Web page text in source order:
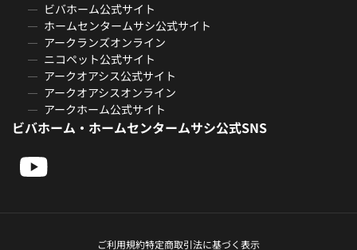
ビバホーム公式サイト
ホームセンタームサシ公式サイト
アークランズオンライン
ニコペット公式サイト
アークオアシス公式サイト
アークオアシスオンライン
アークホーム公式サイト
ビバホーム・ホームセンタームサシ公式SNS
ご利用規約特定商取引法に基づく表示